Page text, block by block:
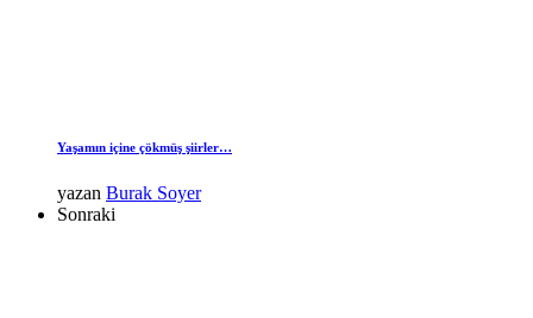
Yaşamın içine çökmüş şiirler…
yazan Burak Soyer
Sonraki